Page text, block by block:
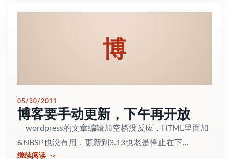
博
05/30/2011
博客要手动更新，下午再开放
wordpress的文章编辑加空格没反应，HTML里面加
&NBSP也没有用，更新到3.13也老是停止在下...
继续阅读